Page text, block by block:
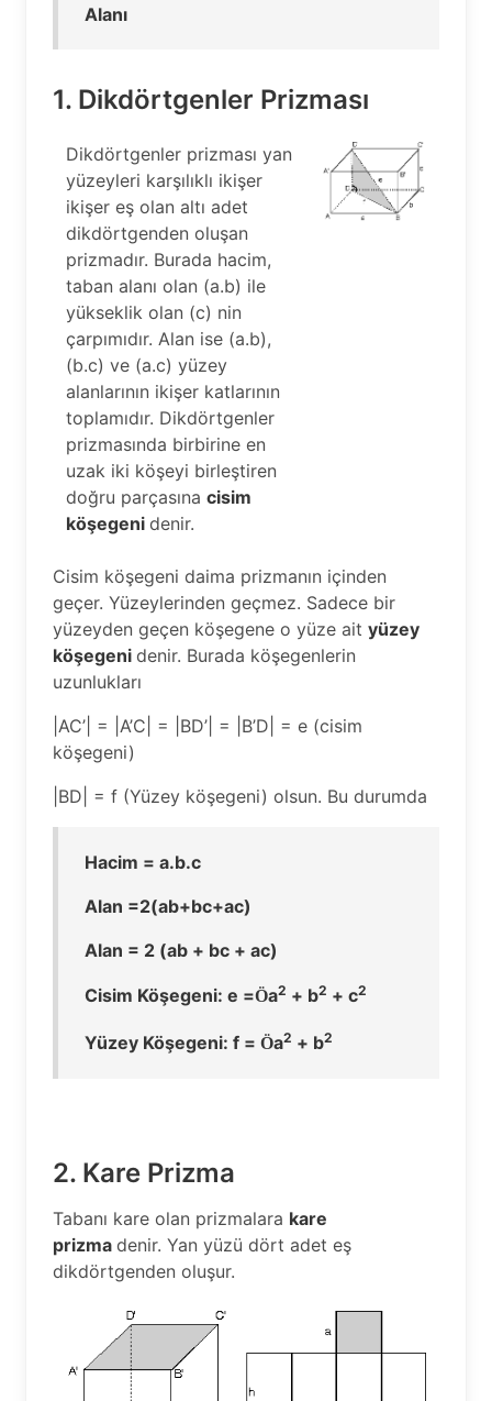
Alanı
1. Dikdörtgenler Prizması
Dikdörtgenler prizması yan
yüzeyleri karşılıklı ikişer
ikişer eş olan altı adet
dikdörtgenden oluşan
prizmadır. Burada hacim,
taban alanı olan (a.b) ile
yükseklik olan (c) nin
çarpımıdır. Alan ise (a.b),
(b.c) ve (a.c) yüzey
alanlarının ikişer katlarının
toplamıdır. Dikdörtgenler
prizmasında birbirine en
uzak iki köşeyi birleştiren
doğru parçasına cisim
köşegeni denir.
Cisim köşegeni daima prizmanın içinden
geçer. Yüzeylerinden geçmez. Sadece bir
yüzeyden geçen köşegene o yüze ait yüzey
köşegeni denir. Burada köşegenlerin
uzunlukları
|AC’| = |A’C| = |BD’| = |B’D| = e (cisim
köşegeni)
|BD| = f (Yüzey köşegeni) olsun. Bu durumda
Hacim = a.b.c
Alan =2(ab+bc+ac)
Alan = 2 (ab + bc + ac)
Cisim Köşegeni: e =Öa2 + b2 + c2
Yüzey Köşegeni: f = Öa2 + b2
2. Kare Prizma
Tabanı kare olan prizmalara kare
prizma denir. Yan yüzü dört adet eş
dikdörtgenden oluşur.